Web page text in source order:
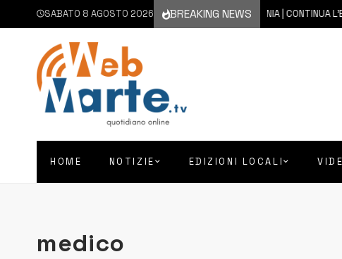
SABATO 8 AGOSTO 2026 BREAKING NEWS
8 AGOSTO 2026 CATANIA | CONTINUA
HOME NOTIZIE EDIZIONI LOCALI
medico